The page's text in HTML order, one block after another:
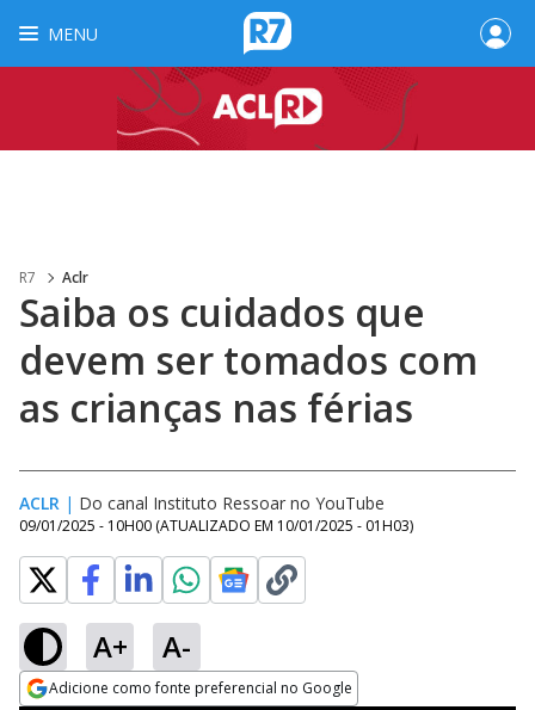
MENU
R7 Aclr
Saiba os cuidados que
devem ser tomados com
as crianças nas férias
ACLR | Do canal Instituto Ressoar no YouTube
09/01/2025 - 10H00 (ATUALIZADO EM 10/01/2025 - 01H03)
A+ A-
Adicione como fonte preferencial no Google